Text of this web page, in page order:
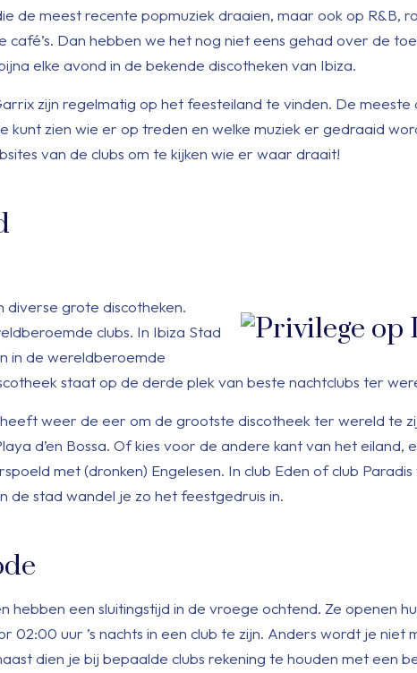
de meest recente popmuziek draaien, maar ook op R&B,
café’s. Dan hebben we het nog niet eens gehad over de
elke avond in de bekende discotheken van Ibiza.
zijn regelmatig op het feesteiland te vinden. De meeste
zien wie er op treden en welke muziek er gedraaid
van de clubs om te kijken wie er waar draait!
diverse grote discotheken.
clubs. In Ibiza Stad
in de wereldberoemde
staat op de derde plek van beste nachtclubs ter
heeft weer de eer om de grootste discotheek ter wereld te
d’en Bossa. Of kies voor de andere kant van het eiland,
met (dronken) Engelesen. In club Eden of club
de stad wandel je zo het feestgedruis in.
hebben een sluitingstijd in de vroege ochtend. Ze openen
uur ’s nachts in een club te zijn. Anders wordt je niet
dien je bij bepaalde clubs rekening te houden met een